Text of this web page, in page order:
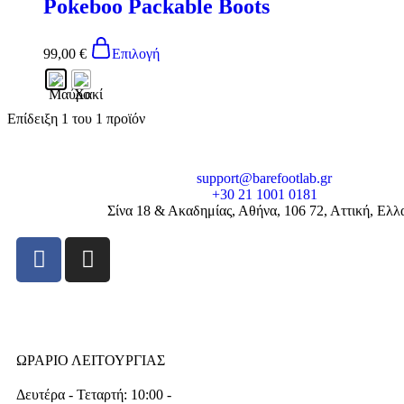
Pokeboo Packable Boots
99,00 € Επιλογή
Επίδειξη 1 του 1 προϊόν
support@barefootlab.gr
+30 21 1001 0181
Σίνα 18 & Ακαδημίας, Αθήνα, 106 72, Αττική,
ΩΡΑΡΙΟ ΛΕΙΤΟΥΡΓΙΑΣ
Δευτέρα - Τεταρτή: 10:00 -